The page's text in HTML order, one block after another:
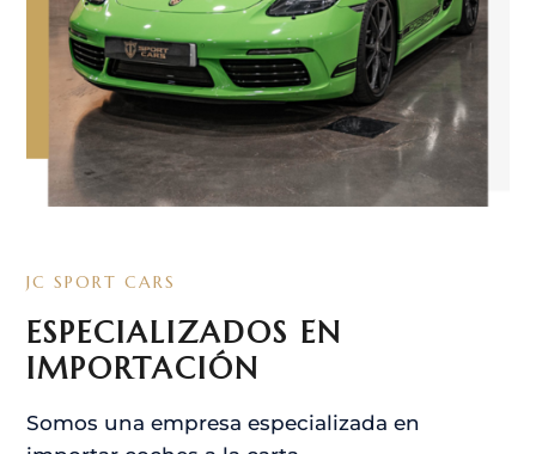
JC SPORT CARS
ESPECIALIZADOS EN
IMPORTACIÓN
Somos una empresa especializada en